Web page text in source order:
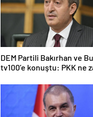
DEM Partili Bakırhan ve
tv100’e konuştu: PKK ne